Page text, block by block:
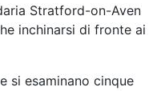
Stratford-on-Aven
inchinarsi di fronte ai
si esaminano cinque